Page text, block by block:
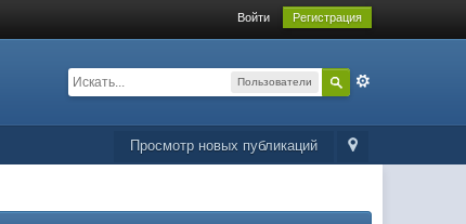
Войти Регистрация
Пользователи
Просмотр новых публикаций